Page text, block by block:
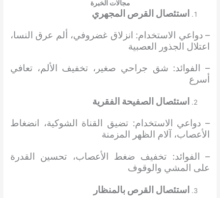
مجالات الخبرة
استئصال القرص المجهري
– دواعي الاستخدام: انزلاق غضروفي، ألم عرق النسا،
اعتلال الجذور العصبية
– الفوائد: شق جراحي صغير، تخفيف الألم، تعافي
أسرع
استئصال الصفيحة الفقرية
– دواعي الاستخدام: تضيق القناة الشوكية، انضغاط
الأعصاب، آلام الظهر المزمنة
– الفوائد: تخفيف ضغط الأعصاب، تحسين القدرة
على المشي والوقوف
استئصال القرص بالمنظار